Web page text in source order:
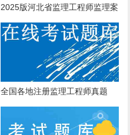
2025版河北省监理工程师监理案
例分析在线模拟考试，推荐app
哪个好？
全国各地注册监理工程师真题